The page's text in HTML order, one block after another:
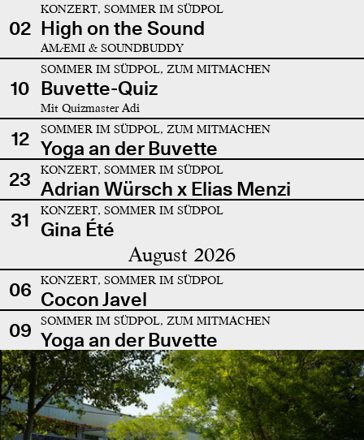
02
KONZERT, SOMMER IM SÜDPOL
High on the Sound
AMÆMI & SOUNDBUDDY
10
SOMMER IM SÜDPOL, ZUM MITMACHEN
Buvette-Quiz
Mit Quizmaster Adi
12 SOMMER IM SÜDPOL, ZUM MITMACHEN
Yoga an der Buvette
23
KONZERT, SOMMER IM SÜDPOL
Adrian Würsch x Elias Menzi
31
KONZERT, SOMMER IM SÜDPOL
Gina Été
August 2026
06 KONZERT, SOMMER IM SÜDPOL
Cocon Javel
09
SOMMER IM SÜDPOL, ZUM MITMACHEN
Yoga an der Buvette